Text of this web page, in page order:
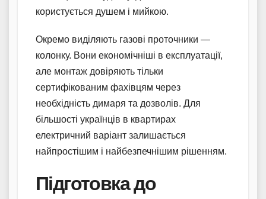
користується душем і мийкою.
Окремо виділяють газові проточники —
колонку. Вони економічніші в експлуатації,
але монтаж довіряють тільки
сертифікованим фахівцям через
необхідність димаря та дозволів. Для
більшості українців в квартирах
електричний варіант залишається
найпростішим і найбезпечнішим рішенням.
Підготовка до